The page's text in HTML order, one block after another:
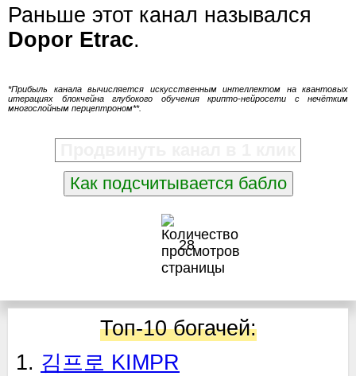
Раньше этот канал назывался
Dopor Etrac.
*Прибыль канала вычисляется искусственным интеллектом на квантовых
итерациях блокчейна глубокого обучения крипто-нейросети с нечётким
многослойным перцептроном**.
Как подсчитывается бабло
28
Топ-10 богачей:
1. 김프로 KIMPR